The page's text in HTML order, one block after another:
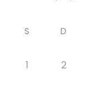
S D
1 2